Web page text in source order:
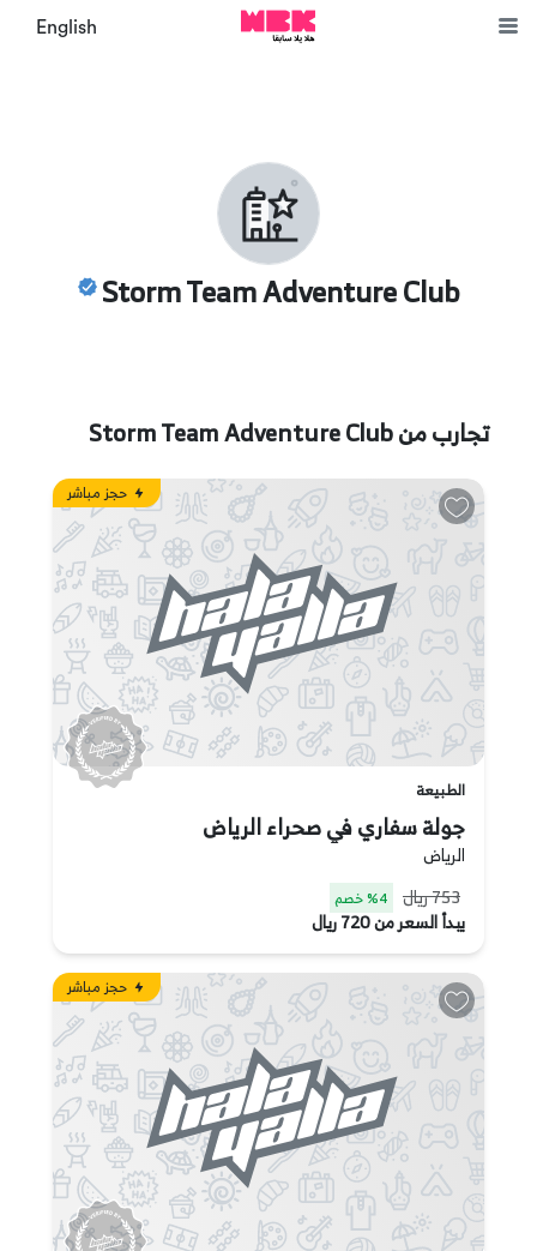
English
Storm Team Adventure Club
تجارب منStorm Team Adventure Club
حجز مباشر
الطبيعة
جولة سفاري في صحراء الرياض
الرياض
753 ريال
4% خصم
يبدأ السعر من 720 ريال
حجز مباشر